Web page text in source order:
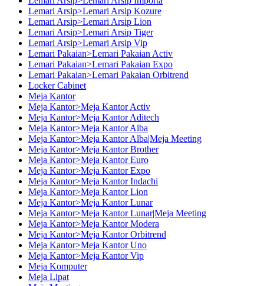
Lemari Arsip>Lemari Arsip Kozure
Lemari Arsip>Lemari Arsip Lion
Lemari Arsip>Lemari Arsip Tiger
Lemari Arsip>Lemari Arsip Vip
Lemari Pakaian>Lemari Pakaian Activ
Lemari Pakaian>Lemari Pakaian Expo
Lemari Pakaian>Lemari Pakaian Orbitrend
Locker Cabinet
Meja Kantor
Meja Kantor>Meja Kantor Activ
Meja Kantor>Meja Kantor Aditech
Meja Kantor>Meja Kantor Alba
Meja Kantor>Meja Kantor Alba|Meja Meeting
Meja Kantor>Meja Kantor Brother
Meja Kantor>Meja Kantor Euro
Meja Kantor>Meja Kantor Expo
Meja Kantor>Meja Kantor Indachi
Meja Kantor>Meja Kantor Lion
Meja Kantor>Meja Kantor Lunar
Meja Kantor>Meja Kantor Lunar|Meja Meeting
Meja Kantor>Meja Kantor Modera
Meja Kantor>Meja Kantor Orbitrend
Meja Kantor>Meja Kantor Uno
Meja Kantor>Meja Kantor Vip
Meja Komputer
Meja Lipat